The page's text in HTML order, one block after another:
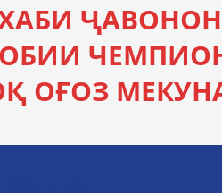
ОҒОЗ